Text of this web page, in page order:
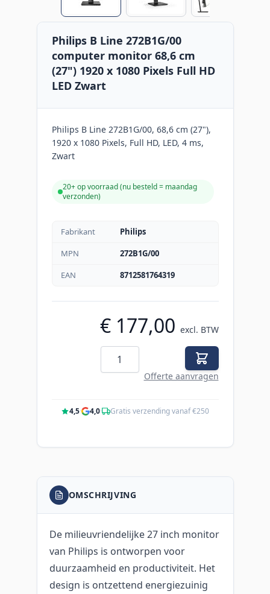
Philips B Line 272B1G/00
computer monitor 68,6 cm
(27") 1920 x 1080 Pixels Full HD
LED Zwart
Philips B Line 272B1G/00, 68,6 cm (27"),
1920 x 1080 Pixels, Full HD, LED, 4 ms,
Zwart
20+ op voorraad (nu besteld = maandag
verzonden)
Fabrikant
Philips
MPN
272B1G/00
EAN
8712581764319
€ 177,00 excl. BTW
Aantal
Offerte aanvragen
4,5· 4,0· Gratis verzending vanaf €250
OMSCHRIJVING
De milieuvriendelijke 27 inch monitor
van Philips is ontworpen voor
duurzaamheid en productiviteit. Het
design is ontzettend energiezuinig